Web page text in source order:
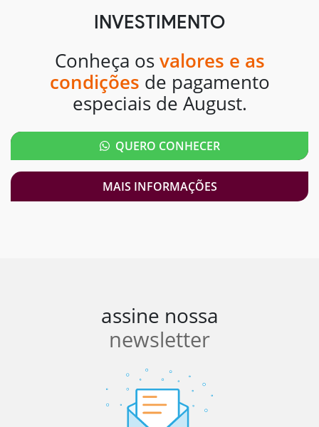
INVESTIMENTO
Conheça os valores e as
condições de pagamento
especiais de August.
QUERO CONHECER
MAIS INFORMAÇÕES
assine nossa
newsletter